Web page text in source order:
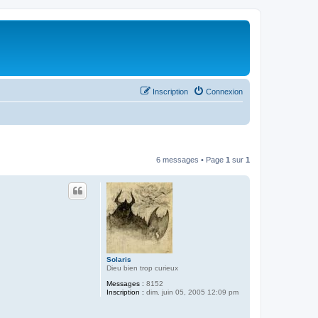
Connexion
Inscription
6 messages • Page 1 sur 1
Solaris
Dieu bien trop curieux
Messages : 8152
Inscription : dim. juin 05, 2005 12:09 pm